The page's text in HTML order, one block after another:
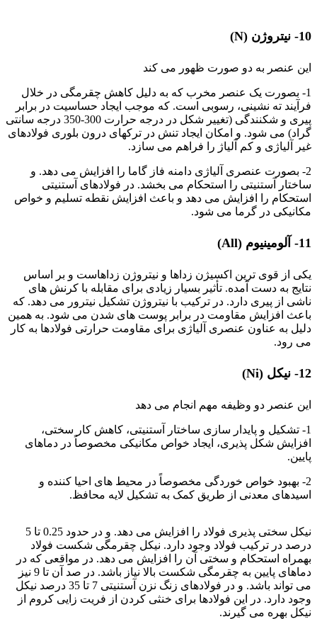
10- نیتروژن (N)
این عنصر به دو صورت ظهور می کند
1- بصورت یک عنصر مخرب که به دلیل کاهش چقرمگی در خلال
فرآیند ته نشینی، رسوبی است. که موجب ایجاد حساسیت در برابر
پیری و شکنندگی (تغییر شکل در درجه حرارت 300-350 درجه سانتی
گراد) می شود. و امکان ایجاد تنش در ترکهای درون بلوری فولادهای
غیر آلیاژی و کم آلیاژ را فراهم می سازد.
2- بصورت عنصری آلیاژی دامنه فاز گاما را افزایش می دهد. و
ساختار آستنیتی را استحکام می بخشد. در فولادهای آستنیتی
استحکام را افزایش می دهد و باعث افزایش نقطه تسلیم و خواص
مکانیکی در گرما می شود.
11- آلومینیوم (All)
یکی از قوی ترین اکسیژن زداها و نیتروژن زداهاست و بر اساس
نتایج به دست آمده. تأثیر بسیار زیادی برای مقابله با کرنش های
ناشی از پیری دارد. در ترکیب با نیتروژن تشکیل نیترور می دهد. که
باعث افزایش مقاومت در برابر پوست های شدن می شود. به همین
دلیل به عناون عنصری آلیاژی برای مقاومت حرارتی فولادها به کار
می رود.
12- نیکل (Ni)
این عنصر دو وظیفه مهم انجام می دهد
1- تشکیل و پایدار سازی ساختار آستنیتی، کاهش کار سختی،
افزایش شکل پذیری، ایجاد خواص مکانیکی مخصوصاً در دماهای
پایین.
2- بهبود خواص خوردگی مخصوصاً در محیط های احیا کننده و
اسیدهای معدنی از طریق کمک به تشکیل لایه محافظ.
نیکل سختی پذیری فولاد را افزایش می دهد. و در حدود 0.25 تا 5
درصد در ترکیب فولاد وجود دارد. نیکل چقرمگی شکست فولاد
بهمراه استحکام و سختی آن را افزایش می دهد. در مواقعی که در
دماهای پایین به چقرمگی شکست بالا نیاز باشد. در صد آن تا 9 نیز
می تواند باشد. و در فولادهای زنگ نزن آستنیتی 7 تا 35 درصد نیکل
وجود دارد. در این فولادها برای خنثی کردن از فریت زایی کروم از
نیکل بهره می گیرند.